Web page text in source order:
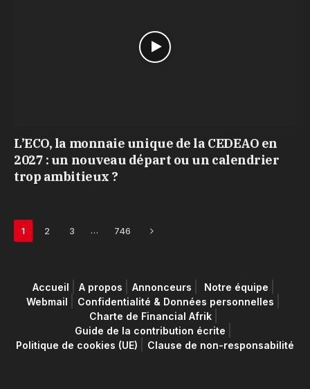
L’ECO, la monnaie unique de la CEDEAO en
2027 : un nouveau départ ou un calendrier
trop ambitieux ?
1 2 3 … 746 Next
Accueil A propos Annonceurs
Notre équipe
Webmail
Confidentialité & Données personnelles
Charte de Financial Afrik
Guide de la contribution écrite
Politique de cookies (UE)
Clause de non-responsabilité